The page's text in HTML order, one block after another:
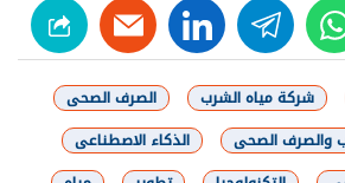
telegram
linkedin
شركة مياه الشرب
الصرف الصحى
والصرف الصحى
الذكاء الاصطناعى